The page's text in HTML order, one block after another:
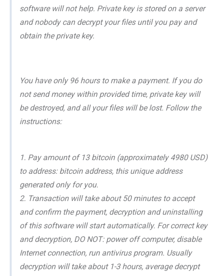
software will not help. Private key is stored on a server
and nobody can decrypt your files until you pay and
obtain the private key.
You have only 96 hours to make a payment. If you do
not send money within provided time, private key will
be destroyed, and all your files will be lost. Follow the
instructions:
1. Pay amount of 13 bitcoin (approximately 4980 USD)
to address: bitcoin address, this unique address
generated only for you.
2. Transaction will take about 50 minutes to accept
and confirm the payment, decryption and uninstalling
of this software will start automatically. For correct key
and decryption, DO NOT: power off computer, disable
Internet connection, run antivirus program. Usually
decryption will take about 1-3 hours, average decrypt